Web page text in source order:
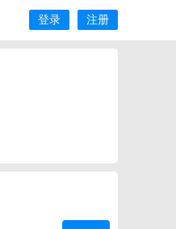
登录 注册